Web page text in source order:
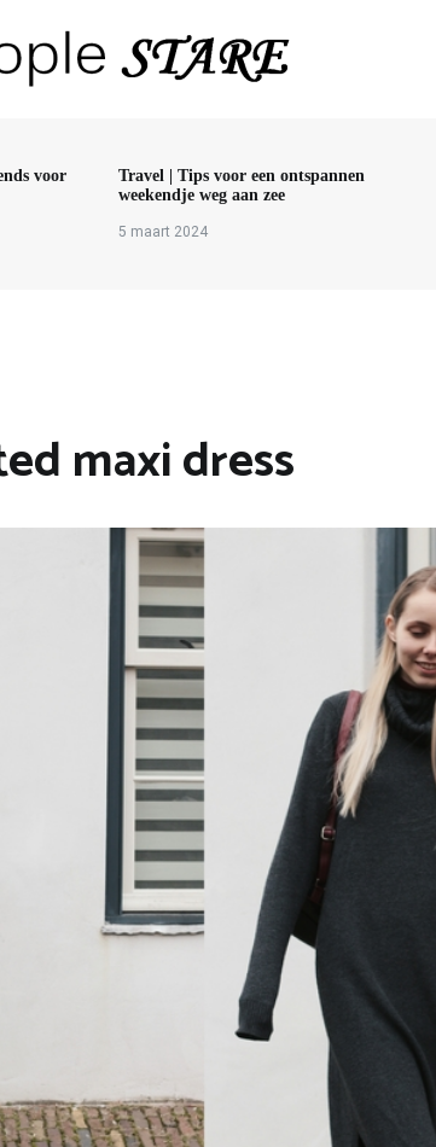
voor
Travel | Tips voor een ontspannen
weekendje weg aan zee
5 maart 2024
maxi dress